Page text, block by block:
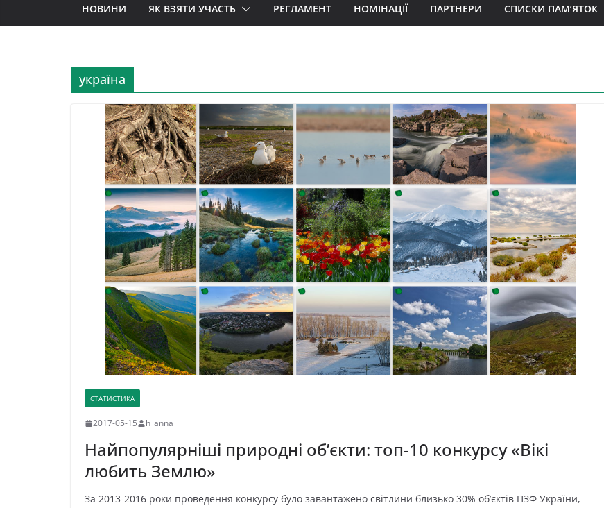
НОВИНИ ЯК ВЗЯТИ УЧАСТЬ РЕГЛАМЕНТ НОМІНАЦІЇ ПАРТНЕРИ СПИСКИ ПАМ’ЯТОК
україна
СТАТИСТИКА
2017-05-15 h_anna
Найпопулярніші природні об’єкти: топ-10 конкурсу «Вікі
любить Землю»
За 2013-2016 роки проведення конкурсу було завантажено світлини близько 30% об’єктів ПЗФ України,